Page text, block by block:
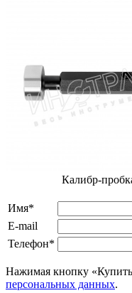
Калибр-
Имя*
E-mail
Телефон*
Нажимая кнопку
персональных данных.